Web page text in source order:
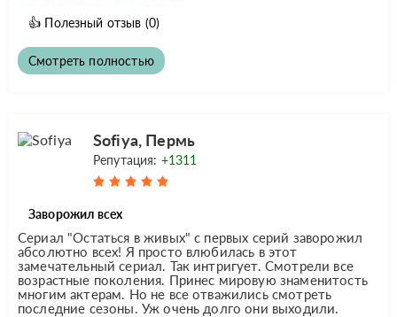
👍 Полезный отзыв (0)
Смотреть полностью
Sofiya, Пермь
Репутация: +1311
Заворожил всех
Сериал "Остаться в живых" с первых серий заворожил
абсолютно всех! Я просто влюбилась в этот
замечательный сериал. Так интригует. Смотрели все
возрастные поколения. Принес мировую знаменитость
многим актерам. Но не все отважились смотреть
последние сезоны. Уж очень долго они выходили.